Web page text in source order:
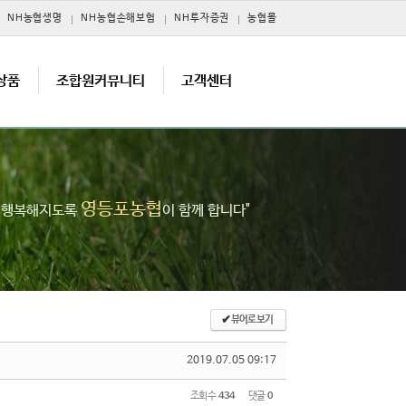
NH농협생명 NH농협손해보험 NH투자증권 농협몰
품 조합원커뮤니티 고객센터
복해지도록영등포농협이 함께 합니다"
✔뷰어로 보기
2019.07.05 09:17
조회 수434 댓글0